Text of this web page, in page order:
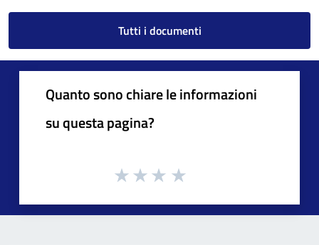
Tutti i documenti
Quanto sono chiare le informazioni
su questa pagina?